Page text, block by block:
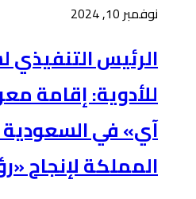
نوفمبر 10, 2024
الرئيس التنفيذي
للأدوية: إقامة
آي» في
المملكة لإنجاح «رؤية